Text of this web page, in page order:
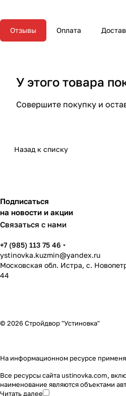
Отзывы Оплата
У этого товара
Совершите покупку и
Назад к списку
Подписаться
на новости и акции
Связаться с нами
+7 (985) 113 75 46
ystinovka.kuzmin@yandex.ru
Московская обл. Истра, с.
44
© 2026 Стройдвор "Устиновка"
На информационном ресурсе
Все ресурсы сайта ustinovka.com,
наименование являются объектами
Читать далее